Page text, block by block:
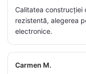
Calitatea construcției
rezistentă, alegerea
electronice.
Carmen M.